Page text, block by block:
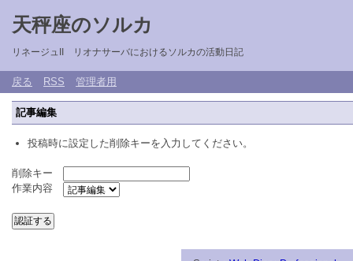
天秤座のソルカ
リネージュII リオナサーバにおけるソルカの活動日記
戻る RSS 管理者用
記事編集
投稿時に設定した削除キーを入力してください。
削除キー
作業内容